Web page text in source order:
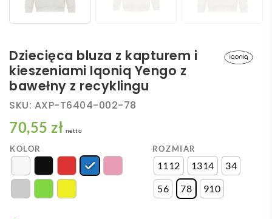
Dziecięca bluza z kapturem i
kieszeniami Iqoniq Yengo z
bawełny z recyklingu
SKU: AXP-T6404-002-78
70,55 zł netto
KOLOR ROZMIAR
1112 1314
34
56
78 910